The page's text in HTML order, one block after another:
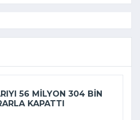
56 MILYON 304 BIN
KAPATTI